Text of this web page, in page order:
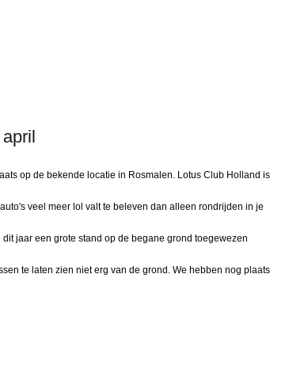
op de bekende locatie in Rosmalen. Lotus Club Holland is
veel meer lol valt te beleven dan alleen rondrijden in je
jaar een grote stand op de begane grond toegewezen
te laten zien niet erg van de grond. We hebben nog plaats